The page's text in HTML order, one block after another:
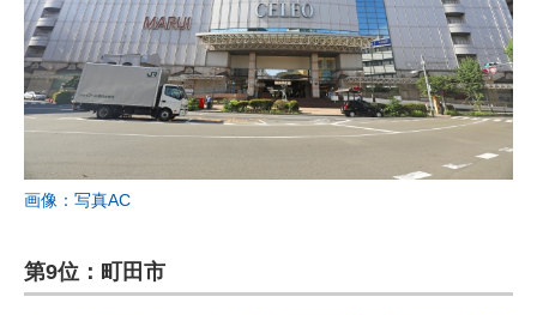
画像：写真AC
第9位：町田市